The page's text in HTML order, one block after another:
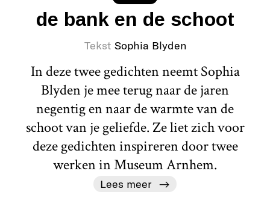
de bank en de schoot
Tekst Sophia Blyden
In deze twee gedichten neemt Sophia
Blyden je mee terug naar de jaren
negentig en naar de warmte van de
schoot van je geliefde. Ze liet zich voor
deze gedichten inspireren door twee
werken in Museum Arnhem.
Lees meer